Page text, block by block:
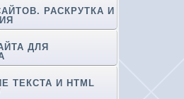
РАСКРУТКА И
ДЛЯ
ТЕКСТА И HTML